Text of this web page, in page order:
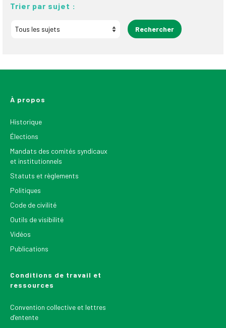
Trier par sujet :
À propos
Historique
Élections
Mandats des comités syndicaux
et institutionnels
Statuts et règlements
Politiques
Code de civilité
Outils de visibilité
Vidéos
Publications
Conditions de travail et
ressources
Convention collective et lettres
d’entente